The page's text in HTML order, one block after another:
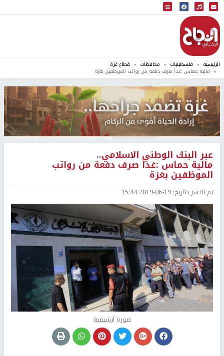
البث المباشر
إذاعة النجاح
الرئيسية فلسطينيات محافظات قطاع غزة
مالية حماس :غداً صرف دفعة من رواتب الموظفين بغزة
عبر البنك الوطني الاسلامي..
مالية حماس :غداً صرف دفعة من رواتب
الموظفين بغزة
تم النشر بتاريخ: 2019-06-19 15:44
صورة أرشيفية